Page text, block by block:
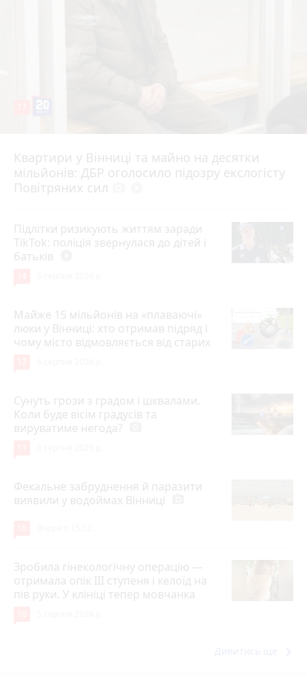
Квартири у Вінниці та майно на десятки
мільйонів: ДБР оголосило підозру екслогісту
Повітряних сил
6 серпня 2026 р.
Підлітки ризикують життям заради
TikTok: поліція звернулася до дітей і
батьків
Майже 15 мільйонів на «плаваючі»
люки у Вінниці: хто отримав підряд і
чому місто відмовляється від старих
Сунуть грози з градом і шквалами.
Коли буде вісім градусів та
вируватиме негода?
Фекальне забруднення й паразити
виявили у водоймах Вінниці
Зробила гінекологічну операцію —
отримала опік ІІІ ступеня і келоїд на
пів руки. У клініці тепер мовчанка